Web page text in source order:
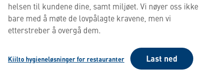
helsen til kundene dine, samt miljøet. Vi nøyer oss ikke
bare med å møte de lovpålagte kravene, men vi
etterstreber å overgå dem.
Kiilto hygieneløsninger for restauranter Last ned